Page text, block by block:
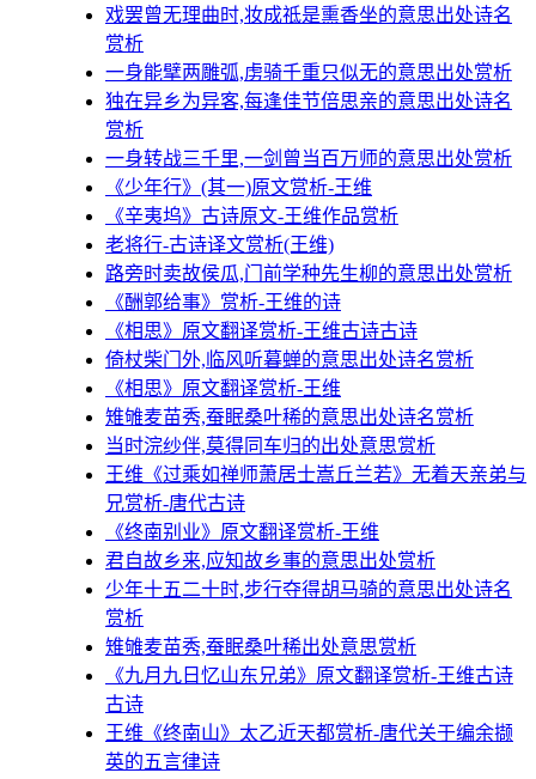
戏罢曾无理曲时,妆成祗是熏香坐的意思出处诗名
赏析
一身能擘两雕弧,虏骑千重只似无的意思出处赏析
独在异乡为异客,每逢佳节倍思亲的意思出处诗名
赏析
一身转战三千里,一剑曾当百万师的意思出处赏析
《少年行》(其一)原文赏析-王维
《辛夷坞》古诗原文-王维作品赏析
老将行-古诗译文赏析(王维)
路旁时卖故侯瓜,门前学种先生柳的意思出处赏析
《酬郭给事》赏析-王维的诗
《相思》原文翻译赏析-王维古诗古诗
倚杖柴门外,临风听暮蝉的意思出处诗名赏析
《相思》原文翻译赏析-王维
雉雊麦苗秀,蚕眠桑叶稀的意思出处诗名赏析
当时浣纱伴,莫得同车归的出处意思赏析
王维《过乘如禅师萧居士嵩丘兰若》无着天亲弟与
兄赏析-唐代古诗
《终南别业》原文翻译赏析-王维
君自故乡来,应知故乡事的意思出处赏析
少年十五二十时,步行夺得胡马骑的意思出处诗名
赏析
雉雊麦苗秀,蚕眠桑叶稀出处意思赏析
《九月九日忆山东兄弟》原文翻译赏析-王维古诗
古诗
王维《终南山》太乙近天都赏析-唐代关于编余撷
英的五言律诗